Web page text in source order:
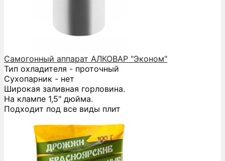
Самогонный аппарат АЛКОВАР "Эконом"
Тип охладителя - проточный
Сухопарник - нет
Широкая заливная горловина.
На клампе 1,5" дюйма.
Подходит под все виды плит